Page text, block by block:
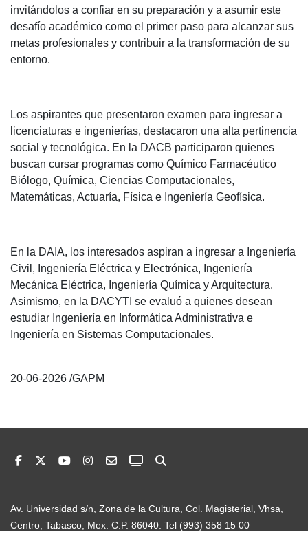
invitándolos a confiar en su preparación y a asumir este
desafío académico como el primer paso para alcanzar sus
metas profesionales y contribuir a la transformación de su
entorno.
Los aspirantes que presentaron examen para ingresar a
licenciaturas e ingenierías, destacaron una alta pertinencia
social y tecnológica. En la DACB participaron quienes
buscan cursar programas como Químico Farmacéutico
Biólogo, Química, Ciencias Computacionales,
Matemáticas, Actuaría, Física e Ingeniería Geofísica.
En la DAIA, los interesados aspiran a ingresar a Ingeniería
Civil, Ingeniería Eléctrica y Electrónica, Ingeniería
Mecánica Eléctrica, Ingeniería Química y Arquitectura.
Asimismo, en la DACYTI se evaluó a quienes desean
estudiar Ingeniería en Informática Administrativa e
Ingeniería en Sistemas Computacionales.
20-06-2026 /GAPM
Av. Universidad s/n, Zona de la Cultura, Col. Magisterial, Vhsa,
Centro, Tabasco, Mex. C.P. 86040. Tel (993) 358 15 00